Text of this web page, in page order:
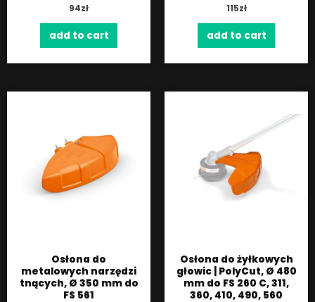
94zł
add to cart
115zł
add to cart
Osłona do
metalowych narzędzi
tnących, Ø 350 mm do
FS 561
Osłona do żyłkowych
głowic | PolyCut, Ø 480
mm do FS 260 C, 311,
360, 410, 490, 560